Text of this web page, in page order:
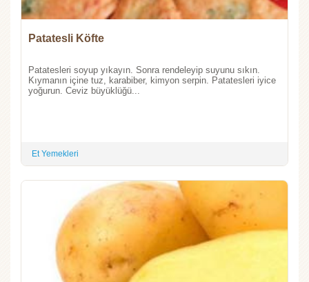
Patatesli Köfte
Patatesleri soyup yıkayın. Sonra rendeleyip suyunu sıkın.
Kıymanın içine tuz, karabiber, kimyon serpin. Patatesleri iyice
yoğurun. Ceviz büyüklüğü...
Et Yemekleri